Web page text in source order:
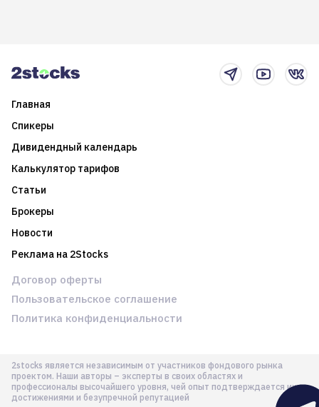
Главная
Спикеры
Дивидендный календарь
Калькулятор тарифов
Статьи
Брокеры
Новости
Реклама на 2Stocks
2stocks является независимым от участников фондового рынка
проектом. Наши авторы – эксперты в своих областях и
профессионалы высочайшего уровня, чей опыт подтверждается их
достижениями и безупречной репутацией
Договор оферты
Пользовательское соглашение
Политика конфиденциальности